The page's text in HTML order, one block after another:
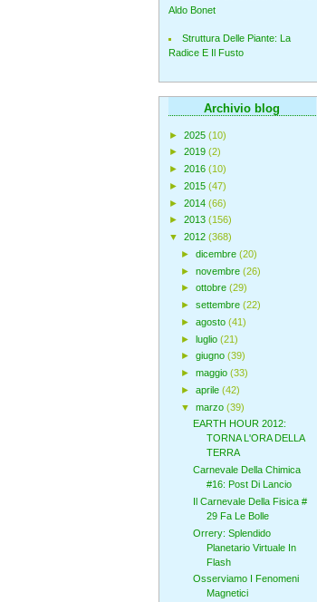
Aldo Bonet
Struttura Delle Piante: La
Radice E Il Fusto
Archivio blog
► 2025 (10)
► 2019 (2)
► 2016 (10)
► 2015 (47)
► 2014 (66)
► 2013 (156)
▼ 2012 (368)
► dicembre (20)
► novembre (26)
► ottobre (29)
► settembre (22)
► agosto (41)
► luglio (21)
► giugno (39)
► maggio (33)
► aprile (42)
▼ marzo (39)
EARTH HOUR 2012:
TORNA L'ORA DELLA
TERRA
Carnevale Della Chimica
#16: Post Di Lancio
Il Carnevale Della Fisica #
29 Fa Le Bolle
Orrery: Splendido
Planetario Virtuale In
Flash
Osserviamo I Fenomeni
Magnetici